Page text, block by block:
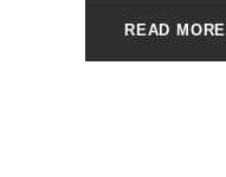
READ MORE